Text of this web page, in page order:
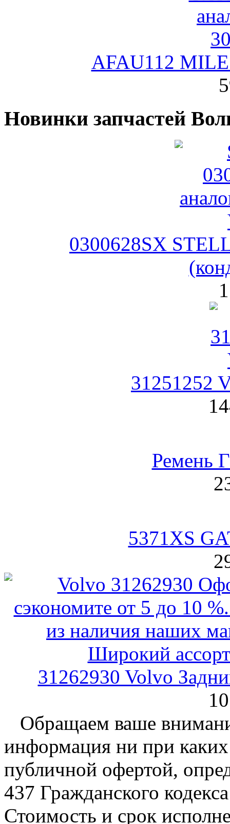
AFAU112
Новинки запчастей
0300628SX
31251252
Ремень
5371XS
31262930 Volvo
Обращаем ваше
информация ни при каких
публичной офертой,
437 Гражданского
Стоимость и срок